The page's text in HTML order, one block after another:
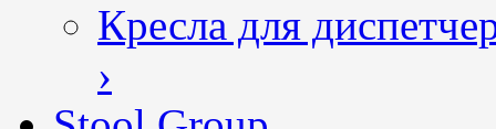
Кресла для
›